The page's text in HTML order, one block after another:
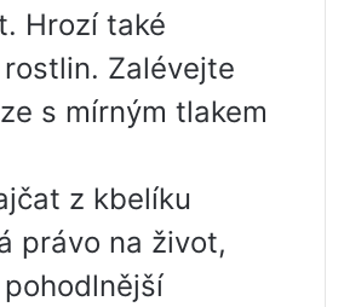
Hrozí také
Zalévejte
s mírným tlakem
z kbelíku
právo na život,